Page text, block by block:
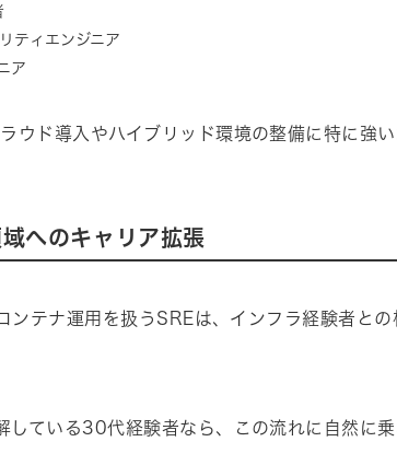
ティエンジニア
ア
ウド導入やハイブリッド環境の整備に特に強
へのキャリア拡張
ンテナ運用を扱うSREは、インフラ経験者との
している30代経験者なら、この流れに自然に乗